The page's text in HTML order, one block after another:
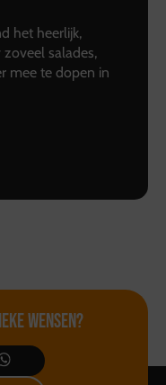
het heerlijk,
salades,
mee te dopen in
wensen?